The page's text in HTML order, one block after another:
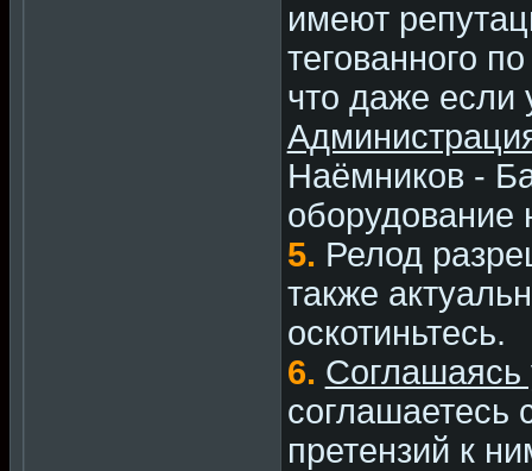
имеют
тегованного
что даже если
Наёмников -
оборудование
5. Релод
также
оскотиньтесь.
6. Соглашаясь
соглашаетесь
претензий к